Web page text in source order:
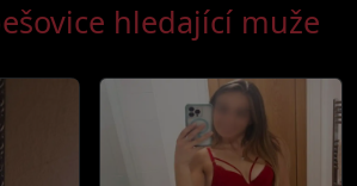
hledající muže